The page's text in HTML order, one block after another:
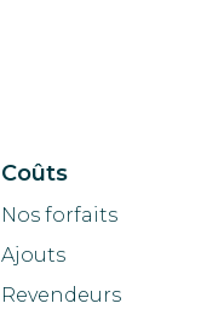
Coûts
Nos forfaits
Ajouts
Revendeurs